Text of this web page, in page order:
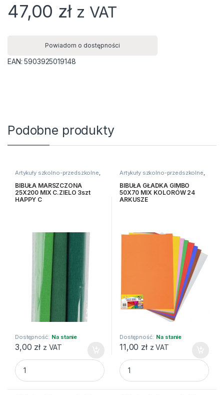
47,00 zł z VAT
Powiadom o dostępności
EAN:5903925019148
Podobne produkty
Artykuły szkolno-przedszkolne,
plastyczne
BIBUŁA MARSZCZONA
25X200 MIX C.ZIELO 3szt
HAPPY C
Dostępność: Na stanie
3,00 zł z VAT
BIBUŁA MARSZCZONA 25X200 MIX C.ZIELO 3szt HAPPY
Artykuły szkolno-przedszkolne,
plastyczne
BIBUŁA GŁADKA GIMBO
50X70 MIX KOLORÓW 24
ARKUSZE
Dostępność: Na stanie
11,00 zł z VAT
BIBUŁA GŁADKA GIMBO